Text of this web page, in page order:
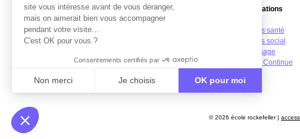
site vous intéresse avant de vous déranger,
mais on aimerait bien vous accompagner
pendant votre visite...
C'est OK pour vous ?
Consentements certifiés par
Non merci Je choisis OK pour moi
Plateforme de Gestion du Consentement : Personnalisez vos Options
Notre plateforme vous permet d'adapter et de gérer vos
Fondation Reconnue d'Utilité Publique
4 Avenue Rockefeller,
69008 Lyon
Tél : 04 78 76 52 22
Suivez-Nous !
Nos Formations
Formations santé
Formations social
Apprentissage
Formation Continue
© 2026 école rockefeller |